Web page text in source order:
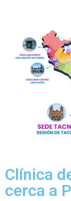
Clínica
cerca a